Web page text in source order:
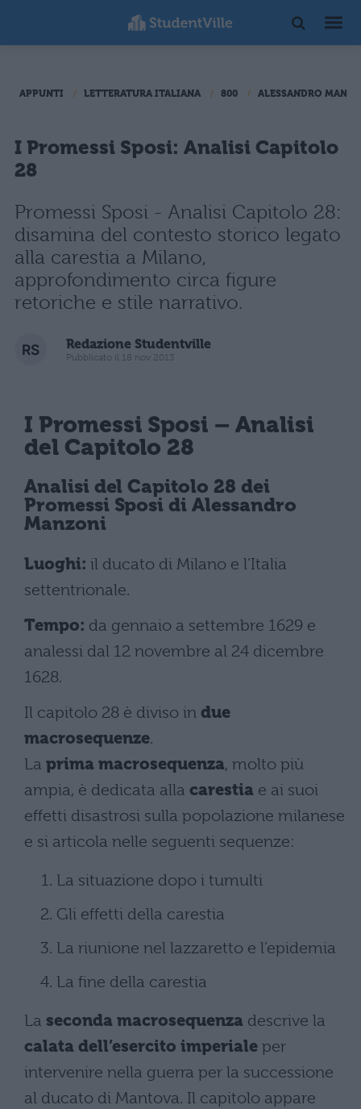
APPUNTI LETTERATURA ITALIANA 800 ALESSANDRO
I Promessi Sposi: Analisi Capitolo
28
Promessi Sposi - Analisi Capitolo 28:
disamina del contesto storico legato
alla carestia a Milano,
approfondimento circa figure
retoriche e stile narrativo.
Redazione Studentville
Pubblicato il 18 nov 2013
I Promessi Sposi – Analisi
del Capitolo 28
Analisi delCapitolo 28 dei
Promessi Sposi di Alessandro
Manzoni
Luoghi: il ducato di Milano e l’Italia
settentrionale.
Tempo: da gennaio a settembre 1629 e
analessi dal 12 novembre al 24 dicembre
1628.
Il capitolo 28 è diviso in due
macrosequenze.
La prima macrosequenza, molto più
ampia, è dedicata alla carestia e ai suoi
effetti disastrosi sulla popolazione milanese
e si articola nelle seguenti sequenze:
La situazione dopo i tumulti
Gli effetti della carestia
La riunione nel lazzaretto e l’epidemia
La fine della carestia
La seconda macrosequenza descrive la
calata dell’esercito imperiale per
intervenire nella guerra per la successione
al ducato di Mantova. Il capitolo appare